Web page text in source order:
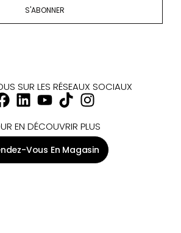
S'ABONNER
SUR LES RÉSEAUX SOCIAUX
EN DÉCOUVRIR PLUS
Vous En Magasin